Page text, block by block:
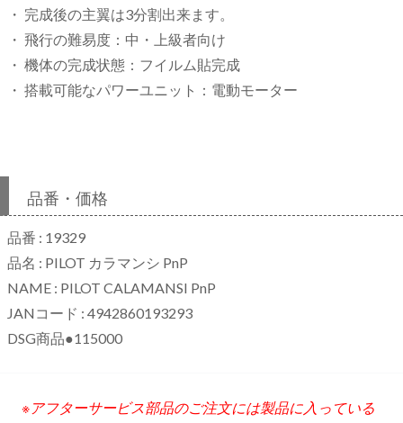
・ 完成後の主翼は3分割出来ます。
・ 飛行の難易度：中・上級者向け
・ 機体の完成状態：フイルム貼完成
・ 搭載可能なパワーユニット：電動モーター
品番・価格
品番 : 19329
品名 : PILOT カラマンシ PnP
NAME : PILOT CALAMANSI PnP
JANコード : 4942860193293
DSG商品●115000
※アフターサービス部品のご注文には製品に入っている